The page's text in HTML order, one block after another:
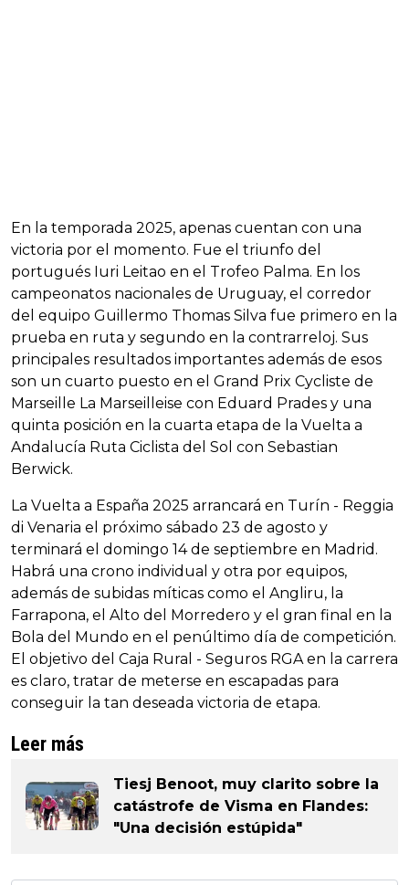
En la temporada 2025, apenas cuentan con una
victoria por el momento. Fue el triunfo del
portugués Iuri Leitao en el Trofeo Palma. En los
campeonatos nacionales de Uruguay, el corredor
del equipo Guillermo Thomas Silva fue primero en la
prueba en ruta y segundo en la contrarreloj. Sus
principales resultados importantes además de esos
son un cuarto puesto en el Grand Prix Cycliste de
Marseille La Marseilleise con Eduard Prades y una
quinta posición en la cuarta etapa de la Vuelta a
Andalucía Ruta Ciclista del Sol con Sebastian
Berwick.
La Vuelta a España 2025 arrancará en Turín - Reggia
di Venaria el próximo sábado 23 de agosto y
terminará el domingo 14 de septiembre en Madrid.
Habrá una crono individual y otra por equipos,
además de subidas míticas como el Angliru, la
Farrapona, el Alto del Morredero y el gran final en la
Bola del Mundo en el penúltimo día de competición.
El objetivo del Caja Rural - Seguros RGA en la carrera
es claro, tratar de meterse en escapadas para
conseguir la tan deseada victoria de etapa.
Leer más
Tiesj Benoot, muy clarito sobre la
catástrofe de Visma en Flandes:
"Una decisión estúpida"